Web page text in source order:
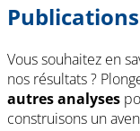
Publications
Vous souhaitez en
nos résultats ?
autres analyses
construisons un